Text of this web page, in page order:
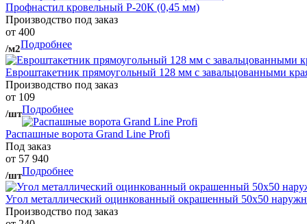
Профнастил кровельный Р-20К (0,45 мм)
Производство под заказ
от 400
/м2Подробнее
Евроштакетник прямоугольный 128 мм с завальцованными
Производство под заказ
от 109
/штПодробнее
Распашные ворота Grand Line Profi
Под заказ
от 57 940
/штПодробнее
Угол металлический оцинкованный окрашенный 50х50
Производство под заказ